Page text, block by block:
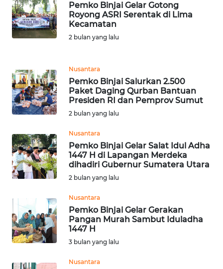
Pemko Binjai Gelar Gotong
Royong ASRI Serentak di Lima
Kecamatan
2 bulan yang lalu
Nusantara
Pemko Binjai Salurkan 2.500
Paket Daging Qurban Bantuan
Presiden RI dan Pemprov Sumut
2 bulan yang lalu
Nusantara
Pemko Binjai Gelar Salat Idul Adha
1447 H di Lapangan Merdeka
dihadiri Gubernur Sumatera Utara
2 bulan yang lalu
Nusantara
Pemko Binjai Gelar Gerakan
Pangan Murah Sambut Iduladha
1447 H
3 bulan yang lalu
Nusantara
WN
PAKPAK
WN
BEKASI
WN
DEPOK
TAPANULI
UTARA
WN